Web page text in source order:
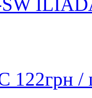
SW
122грн /